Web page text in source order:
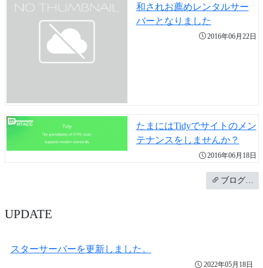
和されお薦めレンタルサー
バーとなりました
2016年06月22日
たまにはTidyでサイトのメン
テナンスをしませんか？
2016年06月18日
ブログ…
UPDATE
スターサーバーを更新しました。
2022年05月18日